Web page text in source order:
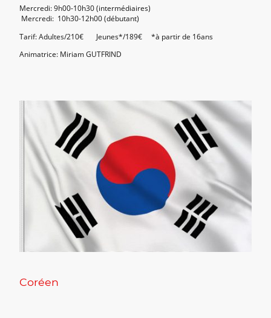
Mercredi: 9h00-10h30 (intermédiaires)
Mercredi: 10h30-12h00 (débutant)
Tarif: Adultes/210€ Jeunes*/189€ *à partir de 16ans
Animatrice: Miriam GUTFRIND
Coréen